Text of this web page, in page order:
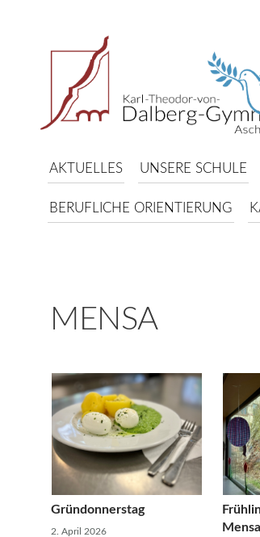
AKTUELLES UNSERE SCHULE
BERUFLICHE ORIENTIERUNG
MENSA
Gründonnerstag
2. April 2026
Mensa